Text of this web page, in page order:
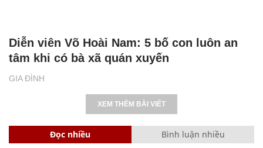
GIA ĐÌNH
Diễn viên Võ Hoài Nam: 5 bố con luôn an
tâm khi có bà xã quán xuyến
XEM THÊM BÀI VIẾT
Đọc nhiều Bình luận nhiều